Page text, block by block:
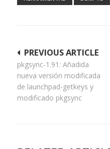
Navegación
de
entradas
PREVIOUS ARTICLE
pkgsync-1.91: Añadida
nueva versión modificada
de launchpad-getkeys y
modificado pkgsync